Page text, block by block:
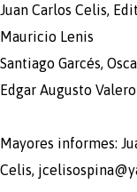
Juan Carlos Celis,
Mauricio Lenis
Santiago Garcés,
Edgar Augusto
Mayores informes:
Celis,